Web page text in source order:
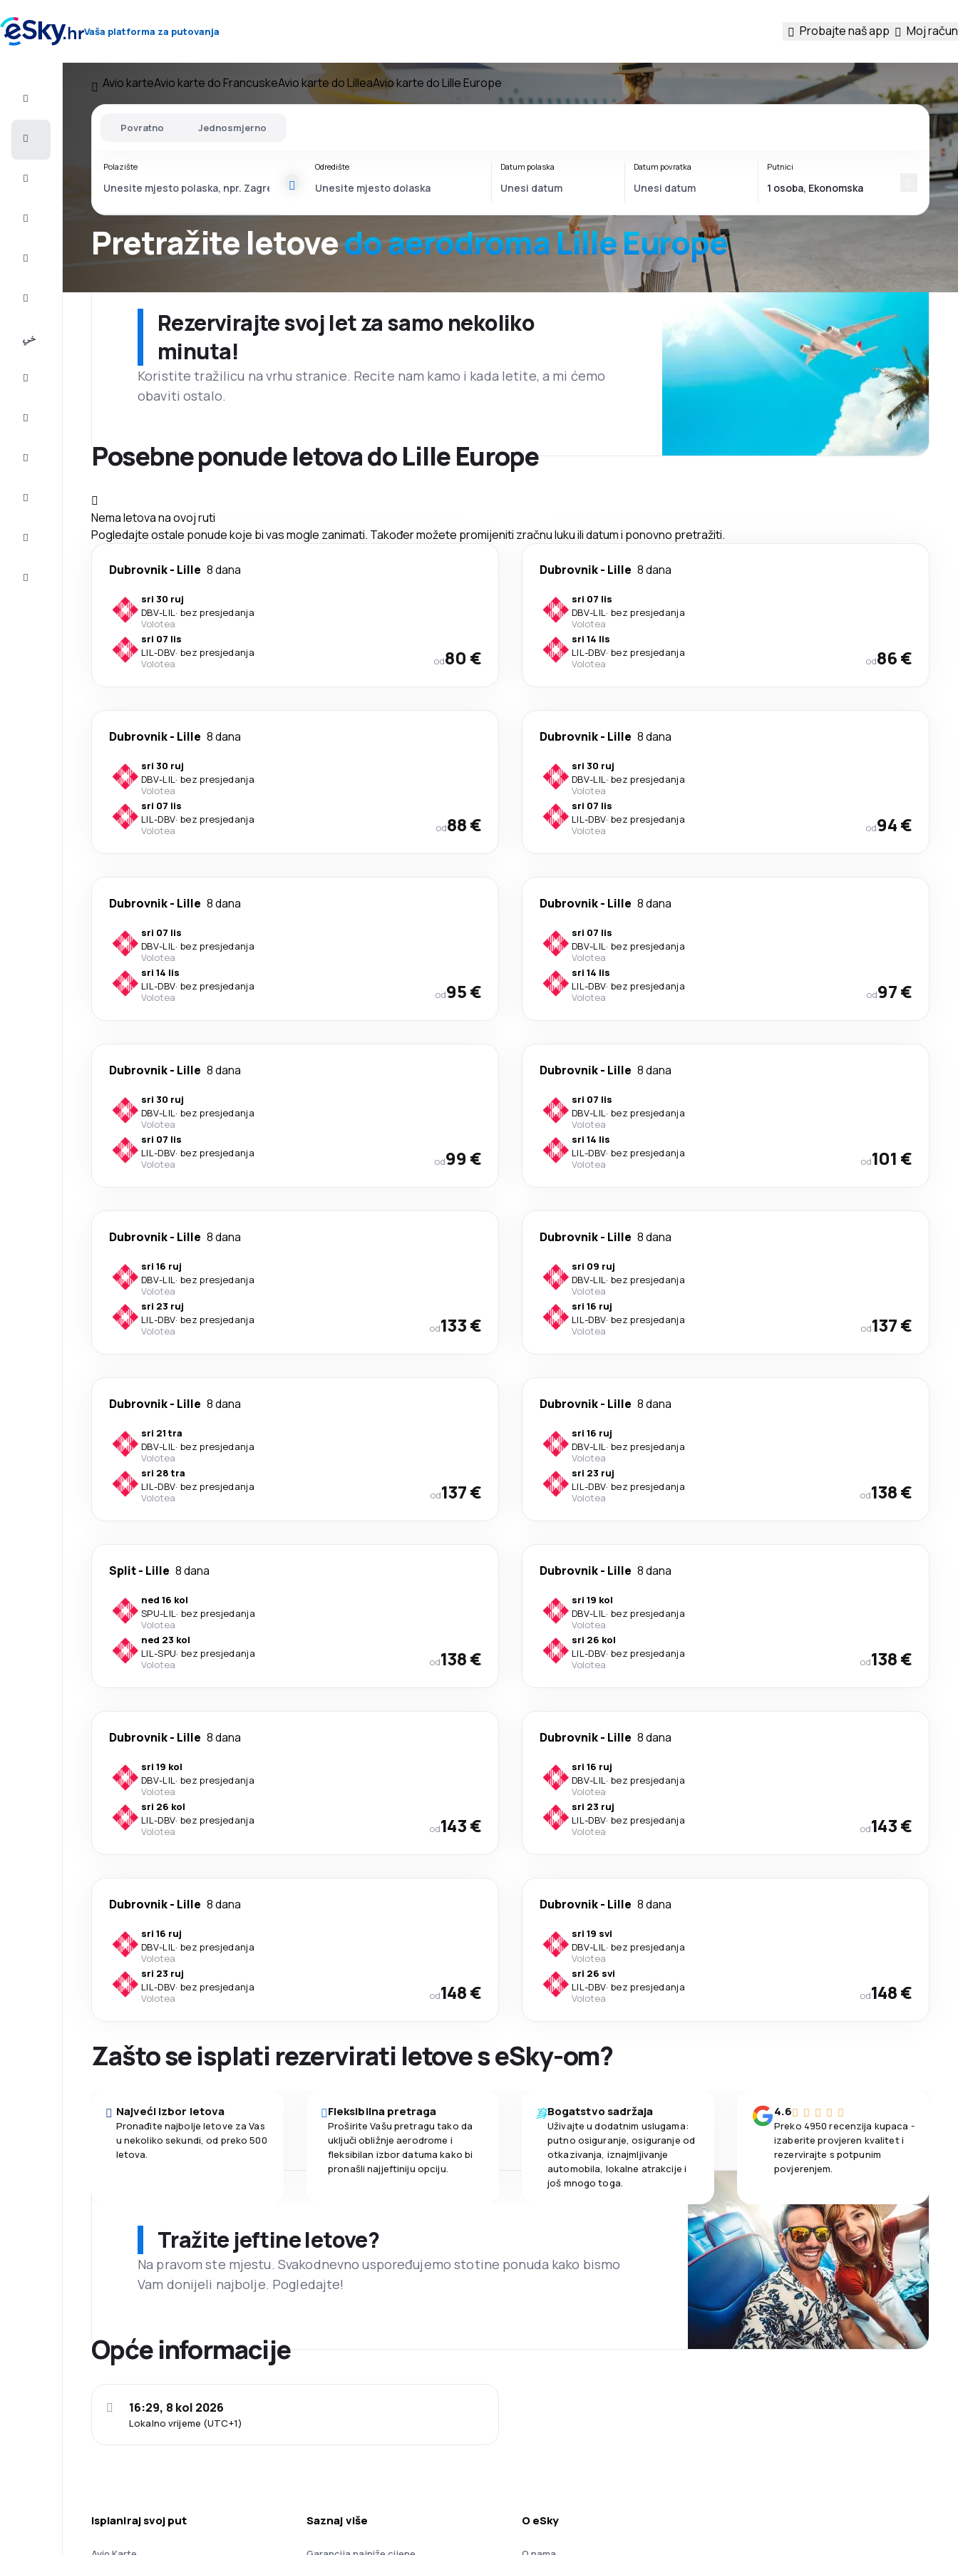
Vaša platforma za putovanja Probajte naš app Moj račun
Avio karteAvio karte do FrancuskeAvio karte do LilleaAvio karte do Lille Europe
Pretražite letovedoaerodromaLille Europe
Povratno Jednosmjerno
Polazište Odredište Datum polaska Datum povratka Putnici
Rezervirajte svoj let za samo nekoliko
minuta!
Koristite tražilicu na vrhu stranice. Recite nam kamo i kada letite, a mi ćemo
obaviti ostalo.
Posebne ponude letova do Lille Europe
Nema letova na ovoj ruti
Pogledajte ostale ponude koje bi vas mogle zanimati. Također možete promijeniti zračnu luku ili datum i ponovno pretražiti.
Dubrovnik- Lille 8 dana
sri 30 ruj
DBV-LIL· bez presjedanja
Volotea
sri 07 lis
LIL-DBV· bez presjedanja
Volotea
od80 €
Dubrovnik- Lille 8 dana
sri 07 lis
DBV-LIL· bez presjedanja
Volotea
sri 14 lis
LIL-DBV· bez presjedanja
Volotea
od86 €
Dubrovnik- Lille 8 dana
sri 30 ruj
DBV-LIL· bez presjedanja
Volotea
sri 07 lis
LIL-DBV· bez presjedanja
Volotea
od88 €
Dubrovnik- Lille 8 dana
sri 30 ruj
DBV-LIL· bez presjedanja
Volotea
sri 07 lis
LIL-DBV· bez presjedanja
Volotea
od94 €
Dubrovnik- Lille 8 dana
sri 07 lis
DBV-LIL· bez presjedanja
Volotea
sri 14 lis
LIL-DBV· bez presjedanja
Volotea
od95 €
Dubrovnik- Lille 8 dana
sri 07 lis
DBV-LIL· bez presjedanja
Volotea
sri 14 lis
LIL-DBV· bez presjedanja
Volotea
od97 €
Dubrovnik- Lille 8 dana
sri 30 ruj
DBV-LIL· bez presjedanja
Volotea
sri 07 lis
LIL-DBV· bez presjedanja
Volotea
od99 €
Dubrovnik- Lille 8 dana
sri 07 lis
DBV-LIL· bez presjedanja
Volotea
sri 14 lis
LIL-DBV· bez presjedanja
Volotea
od101 €
Dubrovnik- Lille 8 dana
sri 16 ruj
DBV-LIL· bez presjedanja
Volotea
sri 23 ruj
LIL-DBV· bez presjedanja
Volotea
od133 €
Dubrovnik- Lille 8 dana
sri 09 ruj
DBV-LIL· bez presjedanja
Volotea
sri 16 ruj
LIL-DBV· bez presjedanja
Volotea
od137 €
Dubrovnik- Lille 8 dana
sri 21 tra
DBV-LIL· bez presjedanja
Volotea
sri 28 tra
LIL-DBV· bez presjedanja
Volotea
od137 €
Dubrovnik- Lille 8 dana
sri 16 ruj
DBV-LIL· bez presjedanja
Volotea
sri 23 ruj
LIL-DBV· bez presjedanja
Volotea
od138 €
Split- Lille 8 dana
ned 16 kol
SPU-LIL· bez presjedanja
Volotea
ned 23 kol
LIL-SPU· bez presjedanja
Volotea
od138 €
Dubrovnik- Lille 8 dana
sri 19 kol
DBV-LIL· bez presjedanja
Volotea
sri 26 kol
LIL-DBV· bez presjedanja
Volotea
od138 €
Dubrovnik- Lille 8 dana
sri 19 kol
DBV-LIL· bez presjedanja
Volotea
sri 26 kol
LIL-DBV· bez presjedanja
Volotea
od143 €
Dubrovnik- Lille 8 dana
sri 16 ruj
DBV-LIL· bez presjedanja
Volotea
sri 23 ruj
LIL-DBV· bez presjedanja
Volotea
od143 €
Dubrovnik- Lille 8 dana
sri 16 ruj
DBV-LIL· bez presjedanja
Volotea
sri 23 ruj
LIL-DBV· bez presjedanja
Volotea
od148 €
Dubrovnik- Lille 8 dana
sri 19 svi
DBV-LIL· bez presjedanja
Volotea
sri 26 svi
LIL-DBV· bez presjedanja
Volotea
od148 €
Zašto se isplati rezervirati letove s eSky-om?
Najveći izbor letova
Pronađite najbolje letove za Vas
u nekoliko sekundi, od preko 500
letova.
Fleksibilna pretraga
Proširite Vašu pretragu tako da
uključi obližnje aerodrome i
fleksibilan izbor datuma kako bi
pronašli najjeftiniju opciju.
Bogatstvo sadržaja
Uživajte u dodatnim uslugama:
putno osiguranje, osiguranje od
otkazivanja, iznajmljivanje
automobila, lokalne atrakcije i
još mnogo toga.
4.6
Preko 4950 recenzija kupaca -
izaberite provjeren kvalitet i
rezervirajte s potpunim
povjerenjem.
Tražite jeftine letove?
Na pravom ste mjestu. Svakodnevno uspoređujemo stotine ponuda kako bismo
Vam donijeli najbolje. Pogledajte!
Opće informacije
Lokalno vrijeme (UTC+1)
16:29, 8 kol 2026
Isplaniraj svoj put Saznaj više O eSky